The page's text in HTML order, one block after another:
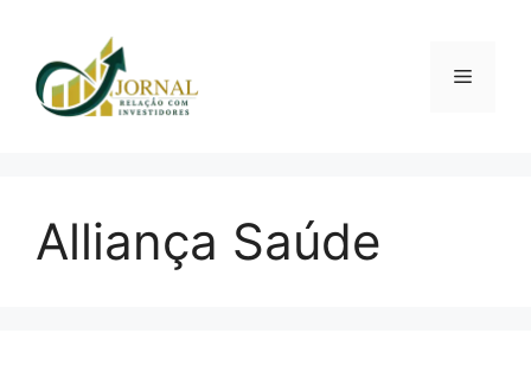
conteúdo
Menu
Alliança Saúde